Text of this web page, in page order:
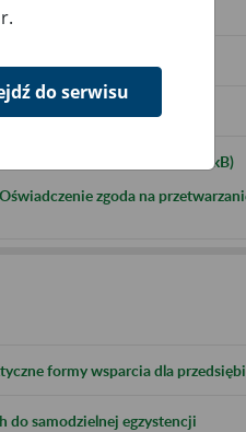
informacyjna.docx (17 kB)
zgoda na
formy wsparcia dla
do samodzielnej egzystencji
do serwisu